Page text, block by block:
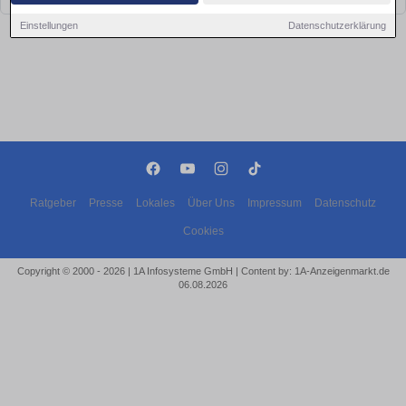
Einstellungen Datenschutzerklärung
Ratgeber Presse Lokales Über Uns Impressum Datenschutz
Cookies
Copyright © 2000 - 2026 | 1A Infosysteme GmbH | Content by: 1A-Anzeigenmarkt.de
06.08.2026